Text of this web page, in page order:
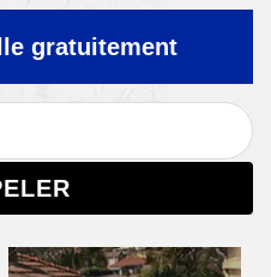
gratuitement